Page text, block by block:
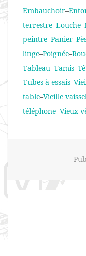
Embauchoir–
terrestre–Louche–
peintre–Panier–
linge–Poignée–
Tableau–Tamis–
Tubes à essais–
table–Vieille
téléphone–Vieux